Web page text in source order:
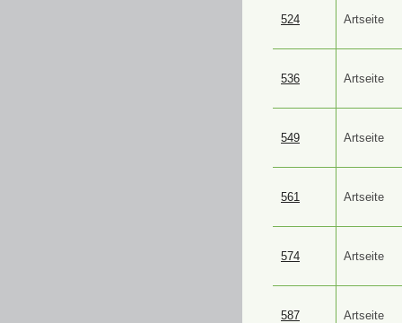
524 Artseite
536 Artseite
549 Artseite
561 Artseite
574 Artseite
587 Artseite